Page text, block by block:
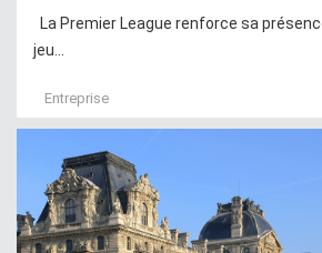
La Premier League renforce sa
jeu...
Entreprise